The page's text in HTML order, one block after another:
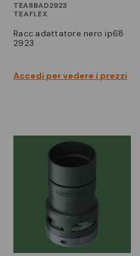
TEA8BAD2923
TEAFLEX
racc.adattatore nero ip68
2923
Accedi per vedere i prezzi